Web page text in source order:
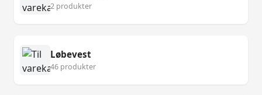
2 produkter
Løbevest
46 produkter